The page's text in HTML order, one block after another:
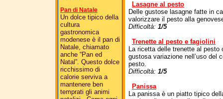
Lasagne al pesto
Delle gustose lasagne fatte in
valorizzare il pesto alla
Difficoltà: 1/5
Trenette al pesto e fagiolini
La ricetta delle trenette al
gustosa variazione nell’uso del
pesto.
Difficoltà: 1/5
Panissa
La panissa è un piatto tipico
Pan di Natale
Un dolce tipico della
cultura
gastronomica
modenese è il pan di
Natale, chiamato
anche “Pan ed
Natal”. Questo dolce
ricchissimo di
calorie serviva a
mantenere ben
temprati gli animi